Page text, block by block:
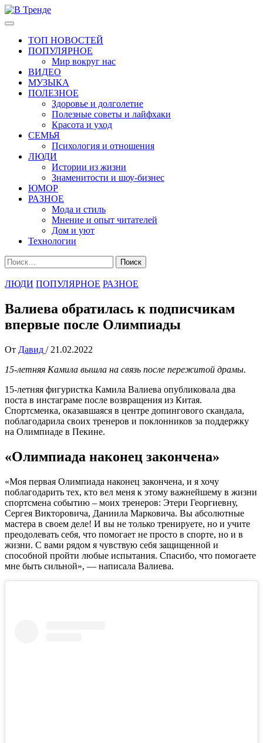
Перейти
к
Основное
ТОП НОВОСТЕЙ
ПОПУЛЯРНОЕ
Мир вокруг нас
ВИДЕО
МУЗЫКА
ПОЛЕЗНОЕ
Здоровье и долголетие
Полезные советы и лайфхаки
Красота и уход
СЕМЬЯ
Психология и отношения
ЛЮДИ
Истории из жизни
Знаменитости и шоу-бизнес
ЮМОР
РАЗНОЕ
Мода и стиль
Мнение и опыт читателей
Дом и уют
Технологии
Найти:
ЛЮДИ ПОПУЛЯРНОЕ РАЗНОЕ
Валиева обратилась к подписчикам
впервые после Олимпиады
От Давид / 21.02.2022
15-летняя Камила вышла на связь после пережитой драмы.
15-летняя фигуристка Камила Валиева опубликовала два
поста в инстаграме после возвращения из Китая.
Спортсменка, оказавшаяся в центре допингового скандала,
поблагодарила своих тренеров и поклонников за поддержку
на Олимпиаде в Пекине.
«Олимпиада наконец закончена»
«Моя первая Олимпиада наконец закончена, и я хочу
поблагодарить тех, кто вел меня к этому важнейшему в жизни
спортсмена событию – моих тренеров: Этери Георгиевну,
Сергея Викторовича, Даниила Марковича. Вы абсолютные
мастера в своем деле! И вы не только тренируете, но и учите
преодолевать себя, что помогает не просто в спорте, но и в
жизни. С вами рядом я чувствую себя защищенной и
способной пройти любые испытания. Спасибо, что помогаете
мне быть сильной», — написала Валиева.